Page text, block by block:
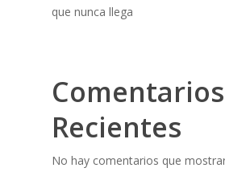
que nunca llega
Comentarios
Recientes
No hay comentarios que